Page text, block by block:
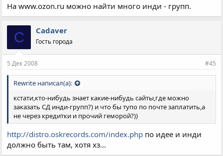
На www.ozon.ru можно найти много инди - групп.
C Cadaver
Гость города
5 Дек 2008 #45
Rewrite написал(а):
кстати,кто-нибудь знает какие-нибудь сайты,где можно
заказать СД инди-групп?) и что бы тупо по почте заплатить,а
не через кредитки и прочий геморой?))
http://distro.oskrecords.com/index.php по идее и инди
должно быть там, хотя хз...